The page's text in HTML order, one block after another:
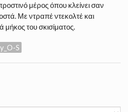
μέρος όπου κλείνει σαν
Με ντραπέ ντεκολτέ και
του σκισίματος.
S